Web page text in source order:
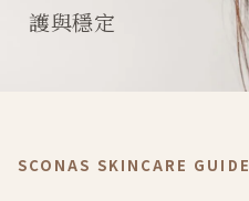
護與穩定
SCONAS SKINCARE GUIDE